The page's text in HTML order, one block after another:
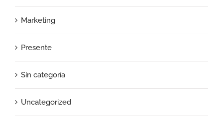
Marketing
Presente
Sin categoría
Uncategorized